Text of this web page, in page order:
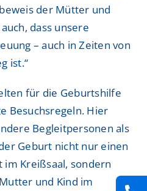
der Mütter und
dass unsere
– auch in Zeiten von
ist.“
für die Geburtshilfe
Besuchsregeln. Hier
Begleitpersonen als
Geburt nicht nur einen
im Kreißsaal, sondern
und Kind im